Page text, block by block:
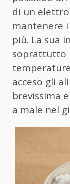
di un
mantenere
più. La sua
soprattutto
acceso gli
brevissima
a male nel